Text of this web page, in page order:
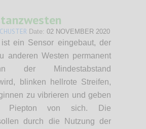
Date: 02 NOVEMBER 2020
ein Sensor eingebaut, der
anderen Westen permanent
der Mindestabstand
blinken hellrote Streifen,
zu vibrieren und geben
Piepton von sich. Die
durch die Nutzung der